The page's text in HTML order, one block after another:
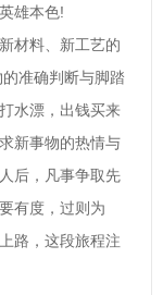
雄本色!
材料、新工艺的
准确判断与脚踏
水漂，出钱买来
新事物的热情与
后，凡事争取先
有度，过则为
路，这段旅程注